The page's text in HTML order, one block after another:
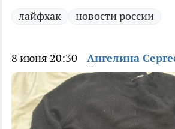
лайфхак новости россии
8 июня 20:30 Ангелина